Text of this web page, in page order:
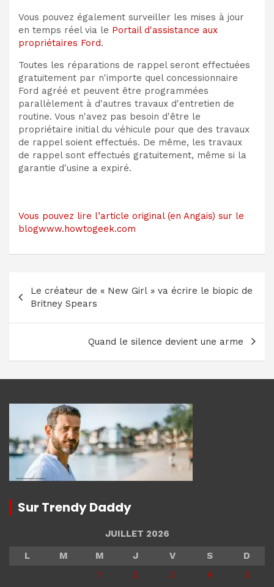
Vous pouvez également surveiller les mises à jour
en temps réel via le Portail d'assistance aux
propriétaires Ford.
Toutes les réparations de rappel seront effectuées
gratuitement par n'importe quel concessionnaire
Ford agréé et peuvent être programmées
parallèlement à d'autres travaux d'entretien de
routine. Vous n'avez pas besoin d'être le
propriétaire initial du véhicule pour que des travaux
de rappel soient effectués. De même, les travaux
de rappel sont effectués gratuitement, même si la
garantie d'usine a expiré.
Vous pouvez lire l’article original (en Angais) sur le
blogwww.howtogeek.com
Navigation
de
l’article
Le créateur de « New Girl » va écrire le biopic de
Britney Spears
Quand le silence devient une arme
Sur Trendy Daddy
JUILLET 2026
L
M M J V S
D
1
2 3 4
5